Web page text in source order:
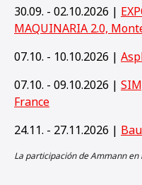
30.09. - 02.10.2026 |
MAQUINARIA 2.0,
07.10. - 10.10.2026 |
07.10. - 09.10.2026 |
France
24.11. - 27.11.2026 |
La participación de Ammann